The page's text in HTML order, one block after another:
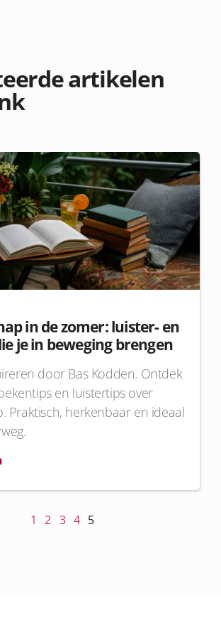
artikelen
in de zomer: luister- en
je in beweging brengen
door Bas Kodden. Ontdek
en luistertips over
Praktisch, herkenbaar en ideaal
1 2 3 4 5